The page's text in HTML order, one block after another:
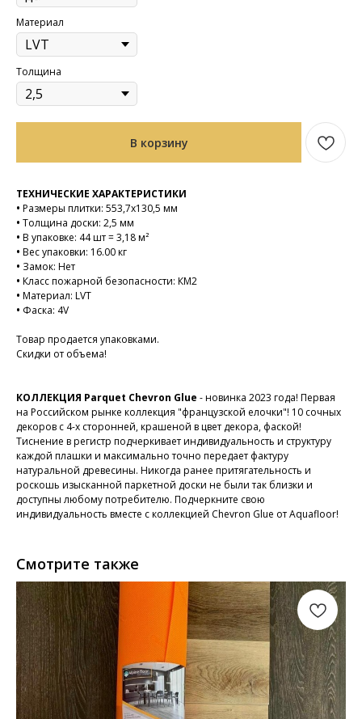
Материал
Толщина
В корзину
ТЕХНИЧЕСКИЕ ХАРАКТЕРИСТИКИ
• Размеры плитки: 553,7х130,5 мм
• Толщина доски: 2,5 мм
• В упаковке: 44 шт = 3,18 м²
• Вес упаковки: 16.00 кг
• Замок: Нет
• Класс пожарной безопасности: КМ2
• Материал: LVT
• Фаска: 4V
Товар продается упаковками.
Скидки от объема!
КОЛЛЕКЦИЯ Parquet Chevron Glue - новинка 2023 года! Первая
на Российском рынке коллекция "французской елочки"! 10 сочных
декоров с 4-х сторонней, крашеной в цвет декора, фаской!
Тиснение в регистр подчеркивает индивидуальность и структуру
каждой плашки и максимально точно передает фактуру
натуральной древесины. Никогда ранее притягательность и
роскошь изысканной паркетной доски не были так близки и
доступны любому потребителю. Подчеркните свою
индивидуальность вместе с коллекцией Chevron Glue от Aquafloor!
Смотрите также